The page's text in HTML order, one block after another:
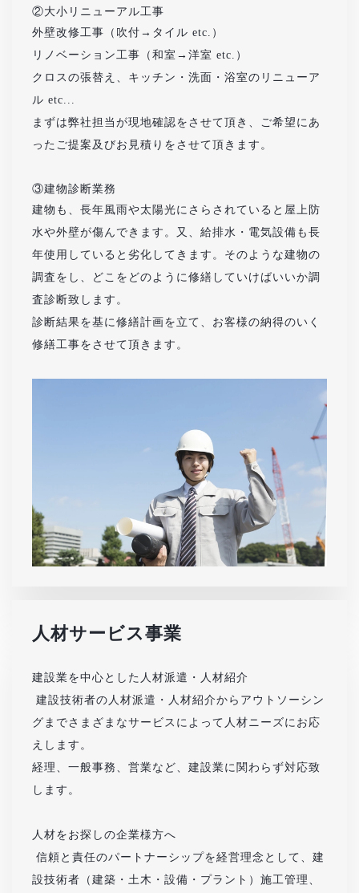
②大小リニューアル工事
外壁改修工事（吹付→タイル etc.）
リノベーション工事（和室→洋室 etc.）
クロスの張替え、キッチン・洗面・浴室のリニューア
ル etc...
まずは弊社担当が現地確認をさせて頂き、ご希望にあ
ったご提案及びお見積りをさせて頂きます。
③建物診断業務
建物も、長年風雨や太陽光にさらされていると屋上防
水や外壁が傷んできます。又、給排水・電気設備も長
年使用していると劣化してきます。そのような建物の
調査をし、どこをどのように修繕していけばいいか調
査診断致します。
診断結果を基に修繕計画を立て、お客様の納得のいく
修繕工事をさせて頂きます。
人材サービス事業
建設業を中心とした人材派遣・人材紹介
建設技術者の人材派遣・人材紹介からアウトソーシン
グまでさまざまなサービスによって人材ニーズにお応
えします。
経理、一般事務、営業など、建設業に関わらず対応致
します。
人材をお探しの企業様方へ
信頼と責任のパートナーシップを経営理念として、建
設技術者（建築・土木・設備・プラント）施工管理、